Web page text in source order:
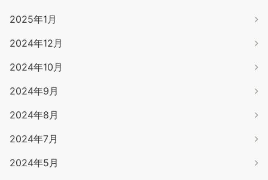
2025年1月
2024年12月
2024年10月
2024年9月
2024年8月
2024年7月
2024年5月